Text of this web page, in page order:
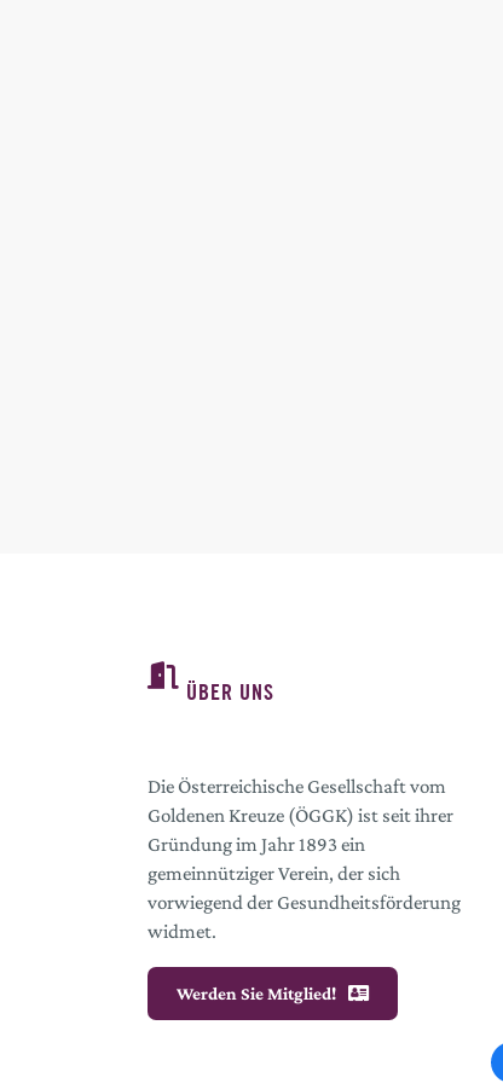
ÜBER UNS
Die Österreichische Gesellschaft vom
Goldenen Kreuze (ÖGGK) ist seit ihrer
Gründung im Jahr 1893 ein
gemeinnütziger Verein, der sich
vorwiegend der Gesundheitsförderung
widmet.
Werden Sie Mitglied!